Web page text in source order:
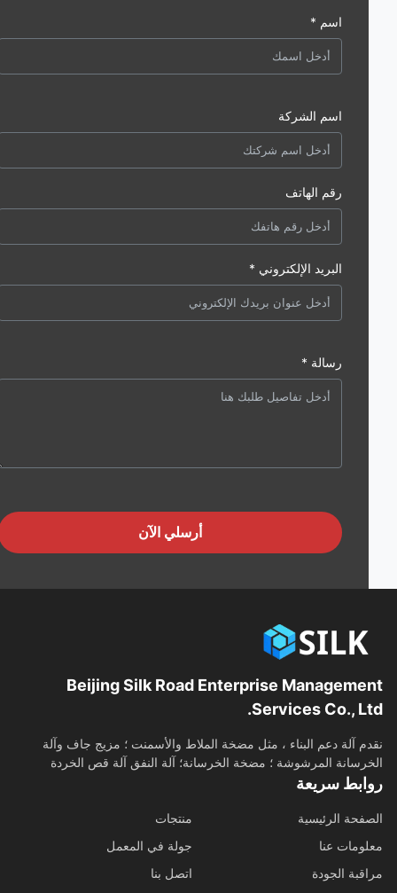
اسم *
اسم الشركة
رقم الهاتف
البريد الإلكتروني *
رسالة *
أرسلي الآن
Beijing Silk Road Enterprise
Services Co.,
آلة دعم البناء ، مثل مضخة الملاط والأسمنت ؛ مزيج جاف وآلة
المرشوشة ؛ مضخة الخرسانة؛ آلة النفق آلة قص الخردة
سريعة
الرئيسية
منتجات
عنا
جولة في المعمل
الجودة
اتصل بنا